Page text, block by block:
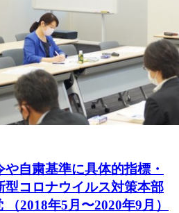
や自粛基準に具体的指標・
型コロナウイルス対策本部
2018年5月〜2020年9月）